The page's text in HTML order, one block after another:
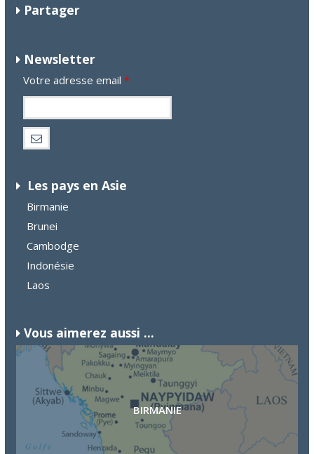
Partager
Newsletter
Votre adresse email *
Les pays en Asie
Birmanie
Brunei
Cambodge
Indonésie
Laos
Vous aimerez aussi ...
BIRMANIE